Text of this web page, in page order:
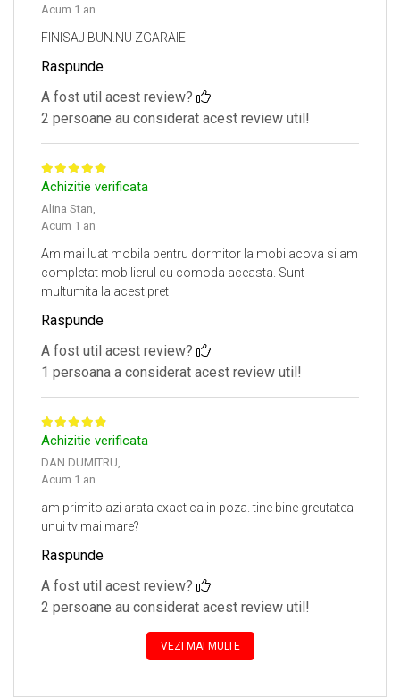
Acum 1 an
FINISAJ BUN.NU ZGARAIE
Raspunde
A fost util acest review?
2 persoane au considerat acest review util!
Achizitie verificata
Alina Stan,
Acum 1 an
Am mai luat mobila pentru dormitor la mobilacova si am
completat mobilierul cu comoda aceasta. Sunt
multumita la acest pret
Raspunde
A fost util acest review?
1 persoana a considerat acest review util!
Achizitie verificata
DAN DUMITRU,
Acum 1 an
am primito azi arata exact ca in poza. tine bine greutatea
unui tv mai mare?
Raspunde
A fost util acest review?
2 persoane au considerat acest review util!
VEZI MAI MULTE